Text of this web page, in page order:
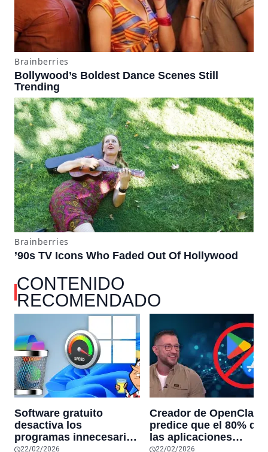
CONTENIDO
RECOMENDADO
Software gratuito
desactiva los
programas innecesarios
de Windows 11 y
22/02/2026
Creador de OpenClaw
predice que el 80% de
las aplicaciones
actuales
22/02/2026